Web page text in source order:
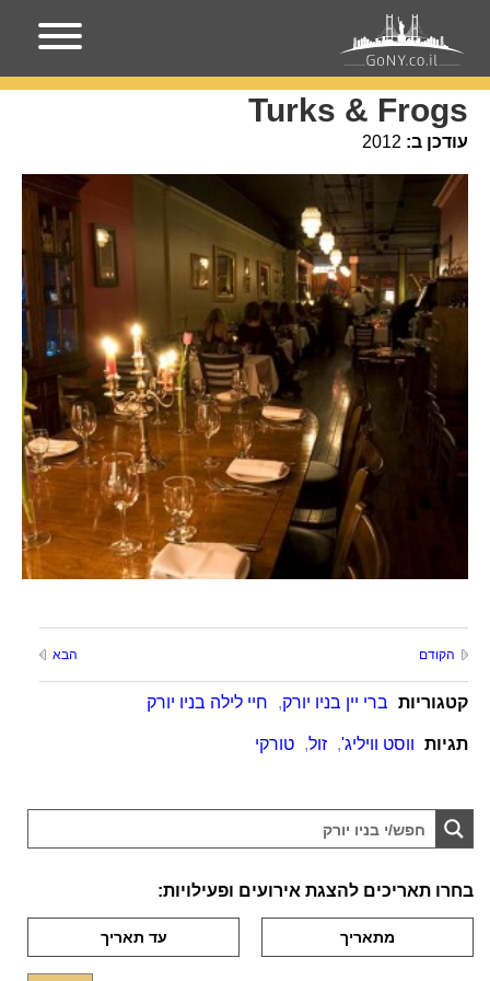
עמוד הבית מקומות בניו-יורק
Turks & Frogs
עודכן ב: 2012
הקודם הבא
קטגוריות ברי יין בניו יורק, חיי לילה בניו יורק
תגיות ווסט וויליג', זול, טורקי
בחרו תאריכים להצגת אירועים ופעילויות: